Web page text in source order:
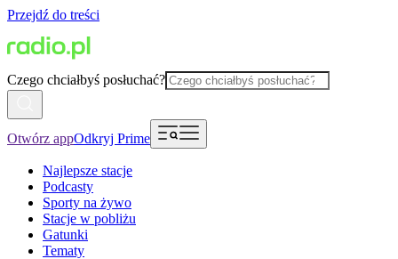
Przejdź do treści
Czego chciałbyś posłuchać?
Otwórz appOdkryj Prime
Najlepsze stacje
Podcasty
Sporty na żywo
Stacje w pobliżu
Gatunki
Tematy